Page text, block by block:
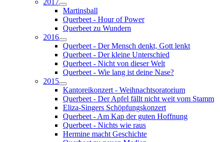
2017
Martinsball
Querbeet - Hour of Power
Querbeet zu Wundern
2016
Querbeet - Der Mensch denkt, Gott lenkt
Querbeet - Der kleine Unterschied
Querbeet - Nicht von dieser Welt
Querbeet - Wie lang ist deine Nase?
2015
Kantoreikonzert - Weihnachtsoratorium
Querbeet - Der Apfel fällt nicht weit vom Stamm
Eliza-Singers Schöpfungskonzert
Querbeet - Am Kap der guten Hoffnung
Querbeet - Nichts wie raus
Hermine macht Geschichte